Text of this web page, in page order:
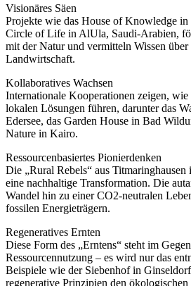
Visionäres Säen
Projekte wie das House of Knowledge
Circle of Life in AlUla, Saudi-Arabien,
mit der Natur und vermitteln Wissen über
Landwirtschaft.
Kollaboratives Wachsen
Internationale Kooperationen zeigen, wie
lokalen Lösungen führen, darunter das
Edersee, das Garden House in Bad
Nature in Kairo.
Ressourcenbasiertes Pionierdenken
Die „Rural Rebels“ aus
eine nachhaltige Transformation. Die
Wandel hin zu einer CO2-neutralen
fossilen Energieträgern.
Regeneratives Ernten
Diese Form des „Erntens“ steht im
Ressourcennutzung – es wird nur das
Beispiele wie der Siebenhof in
regenerative Prinzipien den